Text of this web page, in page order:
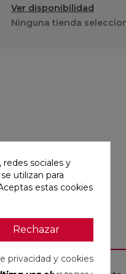
Ver disponibilidad
Ninguna tienda
sociales y
utilizan para
estas cookies
Rechazar
privacidad y cookies